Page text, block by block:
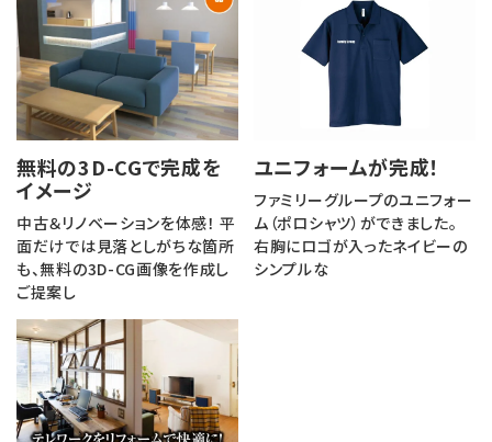
無料の3D-CGで完成を
イメージ
中古＆リノベーションを体感！ 平
面だけでは見落としがちな箇所
も、無料の3D-CG画像を作成し
ご提案し
ユニフォームが完成！
ファミリーグループのユニフォー
ム（ポロシャツ）ができました。
右胸にロゴが入ったネイビーの
シンプルな